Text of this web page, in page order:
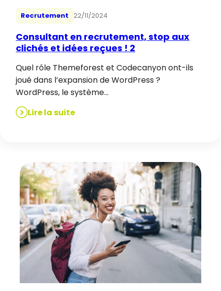
Recrutement 22/11/2024
Consultant en recrutement, stop aux
clichés et idées reçues ! 2
Quel rôle Themeforest et Codecanyon ont-ils
joué dans l’expansion de WordPress ?
WordPress, le système…
Lire la suite